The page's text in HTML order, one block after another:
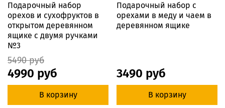
Подарочный набор
орехов и сухофруктов в
открытом деревянном
ящике с двумя ручками
№3
5490 руб
4990 руб
В корзину
Подарочный набор с
орехами в меду и чаем в
деревянном ящике
3490 руб
В корзину